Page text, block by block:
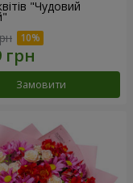
"Чудовий
Замовити